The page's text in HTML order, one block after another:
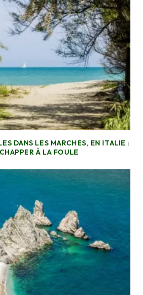
DANS LES MARCHES, EN ITALIE :
À LA FOULE